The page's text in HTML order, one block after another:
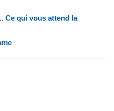
Ce qui vous attend la